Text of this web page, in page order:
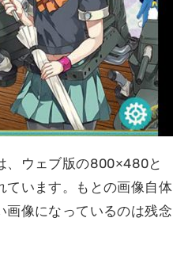
、ウェブ版の800×480と
ています。もとの画像自体
像になっているのは残念